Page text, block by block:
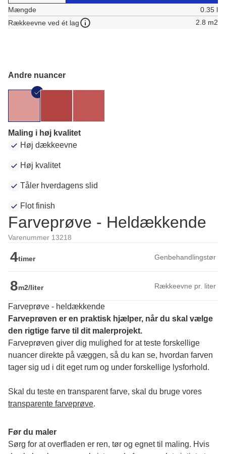
Mængde
0.35 l
Rækkeevne ved ét lag
2.8 m2
Andre nuancer
Maling i høj kvalitet
Høj dækkeevne
Høj kvalitet
Tåler hverdagens slid
Flot finish
Farveprøve - Heldækkende
Varenummer 13218
4timer Genbehandlingstør
8m2/liter Rækkeevne pr. liter
Farveprøve - heldækkende
Farveprøven er en praktisk hjælper, når du skal vælge
den rigtige farve til dit malerprojekt.
Farveprøven giver dig mulighed for at teste forskellige
nuancer direkte på væggen, så du kan se, hvordan farven
tager sig ud i dit eget rum og under forskellige lysforhold.
transparente farveprøve.
Før du maler
Sørg for at overfladen er ren, tør og egnet til maling. Hvis